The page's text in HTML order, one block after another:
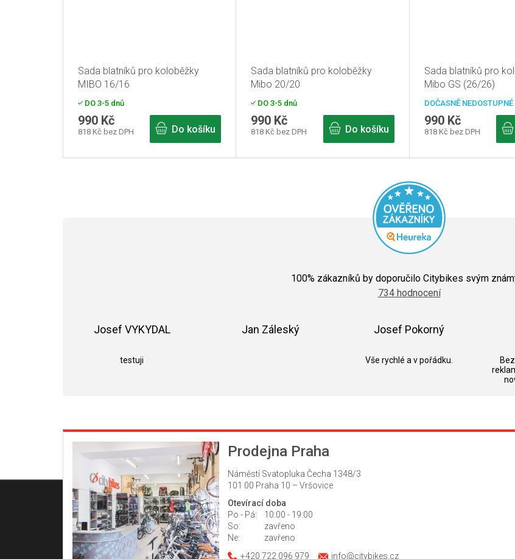
Sada blatníků pro koloběžky
MIBO 16/16
DO 3-5 dnů
818 Kč bez DPH
990 Kč
Do košíku
Sada blatníků pro koloběžky
Mibo 20/20
DO 3-5 dnů
818 Kč bez DPH
990 Kč
Do košíku
Sada blatníků pro
Mibo GS (26/26)
DOČASNĚ NEDOSTUPNÉ
818 Kč bez DPH
990 Kč
hodnocení
obchodu
je
5
hvězdiček.
100% zákazníků by doporučilo Citybikes svým
734 hodnocení
Josef VYKYDAL
testuji
Jan Záleský Josef Pokorný
Vše rychlé a v pořádku.
Prodejna Praha
Náměstí Svatopluka Čecha 1348/3
101 00 Praha 10 – Vršovice
Otevírací doba
Po - Pá:
10:00 - 19:00
So:
zavřeno
Ne:
zavřeno
+420 722 096 979
info@citybikes.cz